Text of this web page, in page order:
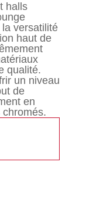
halls
versatilité
haut de
qualité.
un niveau
de
en